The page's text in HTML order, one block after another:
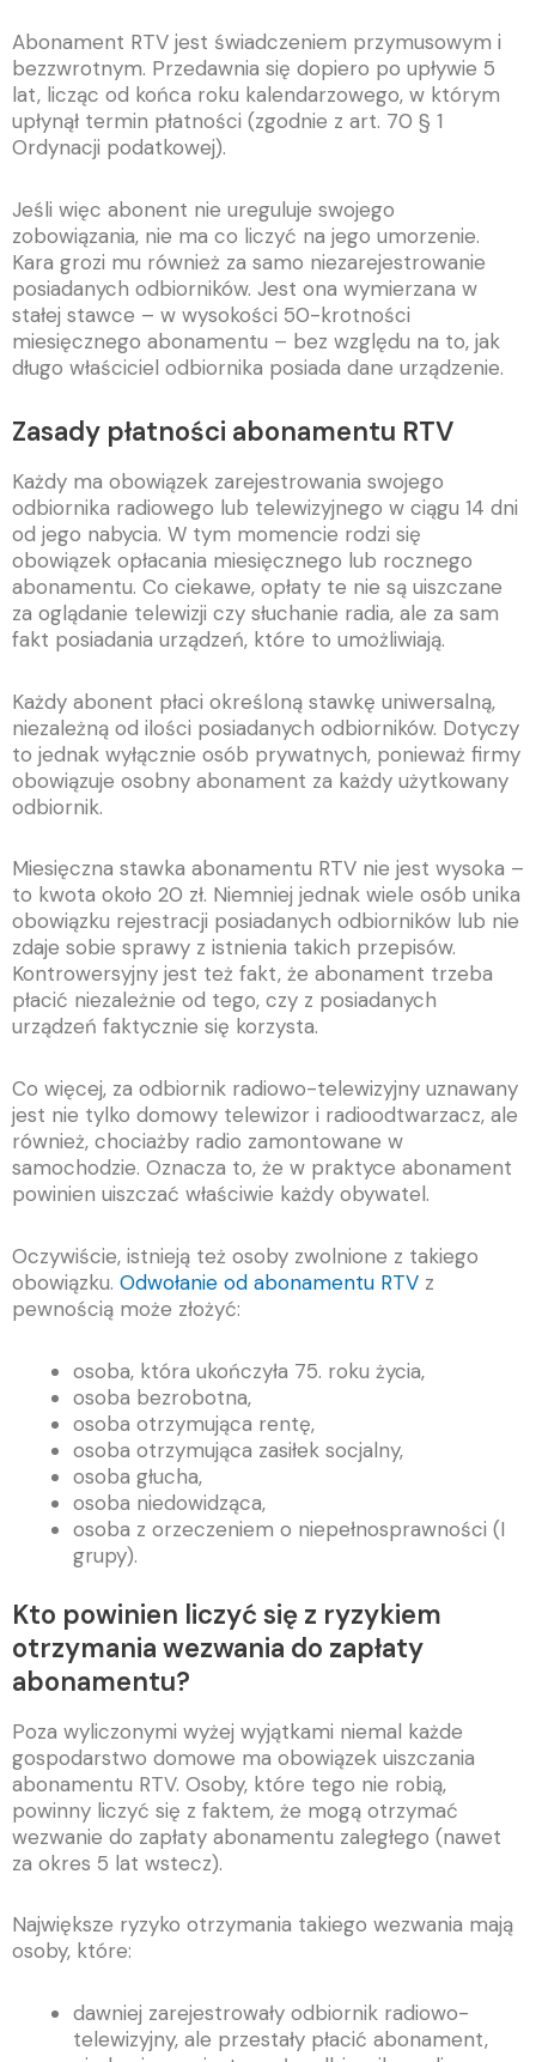
Abonament RTV jest świadczeniem przymusowym i
bezzwrotnym. Przedawnia się dopiero po upływie 5
lat, licząc od końca roku kalendarzowego, w którym
upłynął termin płatności (zgodnie z art. 70 § 1
Ordynacji podatkowej).
Jeśli więc abonent nie ureguluje swojego
zobowiązania, nie ma co liczyć na jego umorzenie.
Kara grozi mu również za samo niezarejestrowanie
posiadanych odbiorników. Jest ona wymierzana w
stałej stawce – w wysokości 50-krotności
miesięcznego abonamentu – bez względu na to, jak
długo właściciel odbiornika posiada dane urządzenie.
Zasady płatności abonamentu RTV
Każdy ma obowiązek zarejestrowania swojego
odbiornika radiowego lub telewizyjnego w ciągu 14 dni
od jego nabycia. W tym momencie rodzi się
obowiązek opłacania miesięcznego lub rocznego
abonamentu. Co ciekawe, opłaty te nie są uiszczane
za oglądanie telewizji czy słuchanie radia, ale za sam
fakt posiadania urządzeń, które to umożliwiają.
Każdy abonent płaci określoną stawkę uniwersalną,
niezależną od ilości posiadanych odbiorników. Dotyczy
to jednak wyłącznie osób prywatnych, ponieważ firmy
obowiązuje osobny abonament za każdy użytkowany
odbiornik.
Miesięczna stawka abonamentu RTV nie jest wysoka –
to kwota około 20 zł. Niemniej jednak wiele osób unika
obowiązku rejestracji posiadanych odbiorników lub nie
zdaje sobie sprawy z istnienia takich przepisów.
Kontrowersyjny jest też fakt, że abonament trzeba
płacić niezależnie od tego, czy z posiadanych
urządzeń faktycznie się korzysta.
Co więcej, za odbiornik radiowo-telewizyjny uznawany
jest nie tylko domowy telewizor i radioodtwarzacz, ale
również, chociażby radio zamontowane w
samochodzie. Oznacza to, że w praktyce abonament
powinien uiszczać właściwie każdy obywatel.
Oczywiście, istnieją też osoby zwolnione z takiego
obowiązku. Odwołanie od abonamentu RTV z
pewnością może złożyć:
osoba, która ukończyła 75. roku życia,
osoba bezrobotna,
osoba otrzymująca rentę,
osoba otrzymująca zasiłek socjalny,
osoba głucha,
osoba niedowidząca,
osoba z orzeczeniem o niepełnosprawności (I
grupy).
Kto powinien liczyć się z ryzykiem
otrzymania wezwania do zapłaty
abonamentu?
Poza wyliczonymi wyżej wyjątkami niemal każde
gospodarstwo domowe ma obowiązek uiszczania
abonamentu RTV. Osoby, które tego nie robią,
powinny liczyć się z faktem, że mogą otrzymać
wezwanie do zapłaty abonamentu zaległego (nawet
za okres 5 lat wstecz).
Największe ryzyko otrzymania takiego wezwania mają
osoby, które:
dawniej zarejestrowały odbiornik radiowo-
telewizyjny, ale przestały płacić abonament,